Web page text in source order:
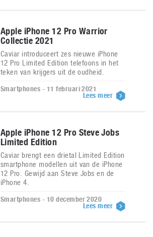
Apple iPhone 12 Pro Warrior
Collectie 2021
Caviar introduceert zes nieuwe iPhone
12 Pro Limited Edition telefoons in het
teken van krijgers uit de oudheid.
Smartphones - 11 februari 2021
Lees meer
Apple iPhone 12 Pro Steve Jobs
Limited Edition
Caviar brengt een drietal Limited Edition
smartphone modellen uit van de iPhone
12 Pro. Gewijd aan Steve Jobs en de
iPhone 4.
Smartphones - 10 december 2020
Lees meer